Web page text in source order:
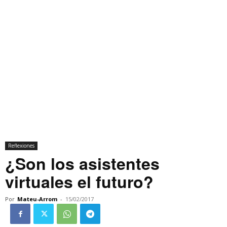
Reflexiones
¿Son los asistentes
virtuales el futuro?
Por Mateu-Arrom - 15/02/2017